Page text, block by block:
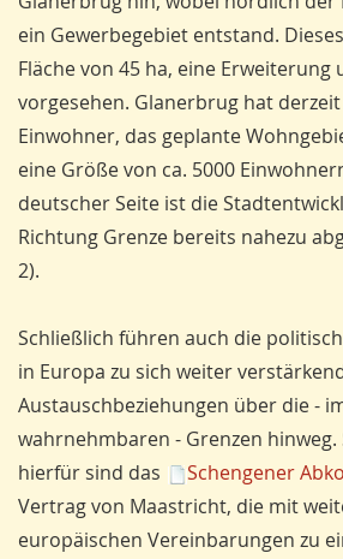
ein Gewerbegebiet entstand.
Fläche von 45 ha, eine Erweiterung
vorgesehen. Glanerbrug hat
Einwohner, das geplante
eine Größe von ca. 5000
deutscher Seite ist die
Richtung Grenze bereits nahezu
2).
Schließlich führen auch die
in Europa zu sich weiter
Austauschbeziehungen über die -
wahrnehmbaren - Grenzen
hierfür sind das
Schengener
Vertrag von Maastricht, die mit
europäischen Vereinbarungen zu